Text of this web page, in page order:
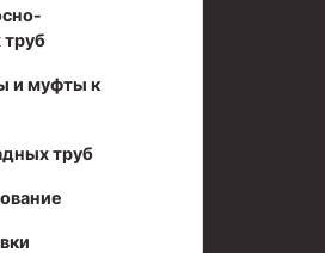
и муфты к
труб